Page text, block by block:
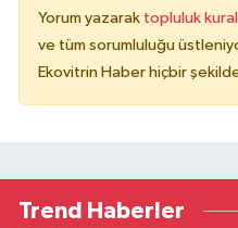
Yorum yazarak topluluk
ve tüm sorumluluğu
Ekovitrin Haber hiçbir
Trend Haberler